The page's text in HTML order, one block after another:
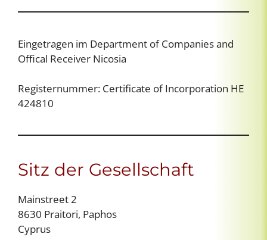
Eingetragen im Department of Companies and
Offical Receiver Nicosia
Registernummer: Certificate of Incorporation HE
424810
Sitz der Gesellschaft
Mainstreet 2
8630 Praitori, Paphos
Cyprus